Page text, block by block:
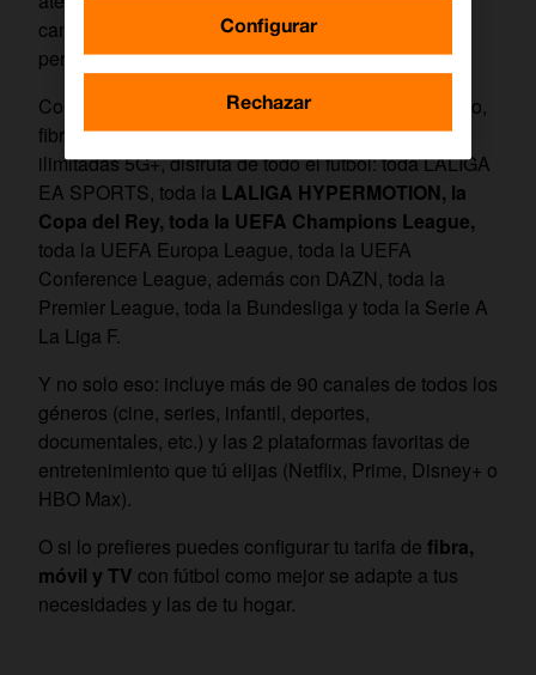
canales de fútbol incluidos y las condiciones de
permanencia.
Con Orange y las tarifas de fútbol como, por ejemplo,
fibra 1 Gb con router Wi-Fi 7 y dos líneas móviles
ilimitadas 5G+, disfruta de todo el fútbol: toda LALIGA
EA SPORTS, toda la LALIGA HYPERMOTION, la
Copa del Rey, toda la UEFA Champions League,
toda la UEFA Europa League, toda la UEFA
Conference League, además con DAZN, toda la
Premier League, toda la Bundesliga y toda la Serie A
La Liga F.
Y no solo eso: incluye más de 90 canales de todos los
géneros (cine, series, infantil, deportes,
documentales, etc.) y las 2 plataformas favoritas de
entretenimiento que tú elijas (Netflix, Prime, Disney+ o
HBO Max).
O si lo prefieres puedes configurar tu tarifa de fibra,
móvil y TV con fútbol como mejor se adapte a tus
necesidades y las de tu hogar.
Configurar
Rechazar